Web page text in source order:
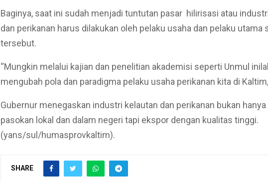
Baginya, saat ini sudah menjadi tuntutan pasar hilirisasi atau
dan perikanan harus dilakukan oleh pelaku usaha dan pelaku utama
tersebut.
“Mungkin melalui kajian dan penelitian akademisi seperti Unmul
mengubah pola dan paradigma pelaku usaha perikanan kita di
Gubernur menegaskan industri kelautan dan perikanan bukan
pasokan lokal dan dalam negeri tapi ekspor dengan kualitas tinggi.
(yans/sul/humasprovkaltim).
SHARE